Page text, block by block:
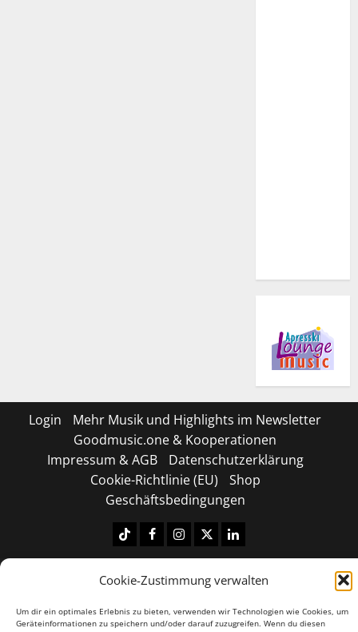
Cookie-Zustimmung verwalten
Um dir ein optimales Erlebnis zu bieten, verwenden wir Technologien wie Cookies, um
Geräteinformationen zu speichern und/oder darauf zuzugreifen. Wenn du diesen
Login
Mehr Musik und Highlights im Newsletter
Goodmusic.one & Kooperationen
Impressum & AGB
Datenschutzerklärung
Cookie-Richtlinie (EU)
Shop
Geschäftsbedingungen
TiktokFacebook
Instagram
X LinkedIN
Copyright © 2026 All rights reserved.|MoreNews
by